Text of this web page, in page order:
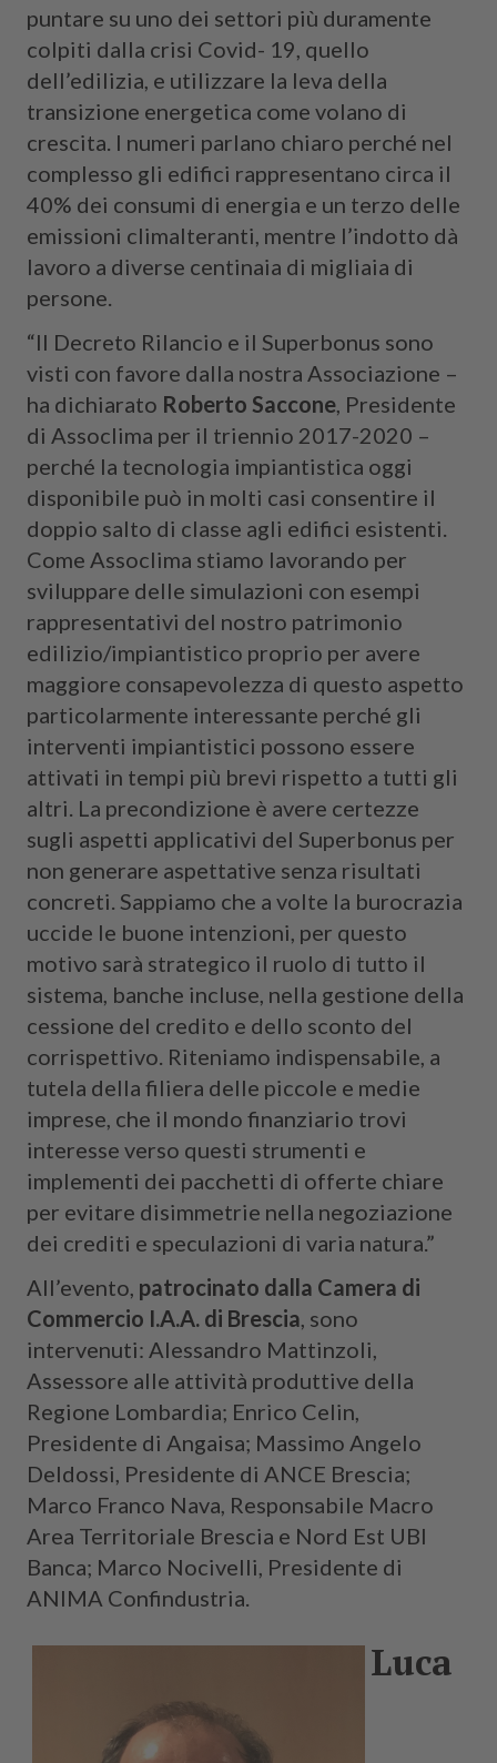
puntare su uno dei settori più duramente
colpiti dalla crisi Covid- 19, quello
dell’edilizia, e utilizzare la leva della
transizione energetica come volano di
crescita. I numeri parlano chiaro perché nel
complesso gli edifici rappresentano circa il
40% dei consumi di energia e un terzo delle
emissioni climalteranti, mentre l’indotto dà
lavoro a diverse centinaia di migliaia di
persone.
“Il Decreto Rilancio e il Superbonus sono
visti con favore dalla nostra Associazione –
ha dichiarato Roberto Saccone, Presidente
di Assoclima per il triennio 2017-2020 –
perché la tecnologia impiantistica oggi
disponibile può in molti casi consentire il
doppio salto di classe agli edifici esistenti.
Come Assoclima stiamo lavorando per
sviluppare delle simulazioni con esempi
rappresentativi del nostro patrimonio
edilizio/impiantistico proprio per avere
maggiore consapevolezza di questo aspetto
particolarmente interessante perché gli
interventi impiantistici possono essere
attivati in tempi più brevi rispetto a tutti gli
altri. La precondizione è avere certezze
sugli aspetti applicativi del Superbonus per
non generare aspettative senza risultati
concreti. Sappiamo che a volte la burocrazia
uccide le buone intenzioni, per questo
motivo sarà strategico il ruolo di tutto il
sistema, banche incluse, nella gestione della
cessione del credito e dello sconto del
corrispettivo. Riteniamo indispensabile, a
tutela della filiera delle piccole e medie
imprese, che il mondo finanziario trovi
interesse verso questi strumenti e
implementi dei pacchetti di offerte chiare
per evitare disimmetrie nella negoziazione
dei crediti e speculazioni di varia natura.”
All’evento, patrocinato dalla Camera di
Commercio I.A.A. di Brescia, sono
intervenuti: Alessandro Mattinzoli,
Assessore alle attività produttive della
Regione Lombardia; Enrico Celin,
Presidente di Angaisa; Massimo Angelo
Deldossi, Presidente di ANCE Brescia;
Marco Franco Nava, Responsabile Macro
Area Territoriale Brescia e Nord Est UBI
Banca; Marco Nocivelli, Presidente di
ANIMA Confindustria.
Luca